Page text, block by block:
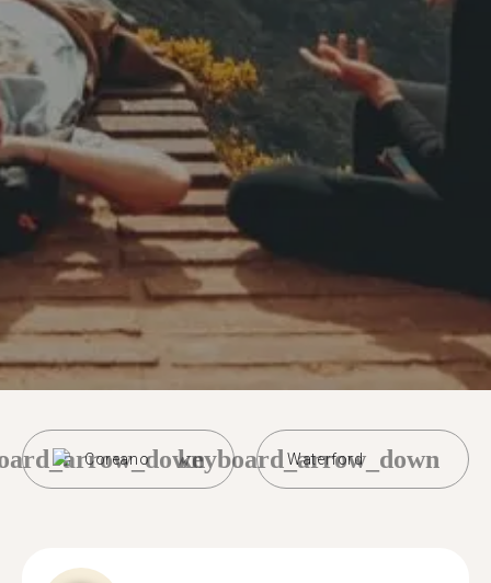
Coreano Waterford
keyboard_arrow_down